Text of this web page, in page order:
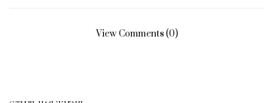
View Comments (0)